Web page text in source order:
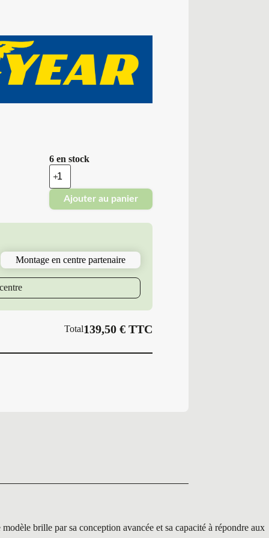
6 en stock
quantité
de
Good
Year
-
Saisons
225/60R18
104
W
VEC
4SEASONS
Ajouter au panier
Montage en centre partenaire
Total139,50 €TTC
brille par sa conception avancée et sa capacité à répondre aux